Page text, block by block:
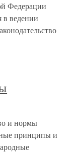
Федерации
в ведении
и нормы
принципы и